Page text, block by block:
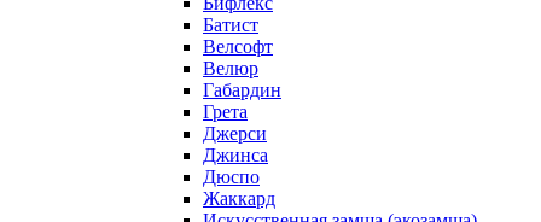
Батист
Велсофт
Велюр
Габардин
Грета
Джерси
Джинса
Дюспо
Жаккард